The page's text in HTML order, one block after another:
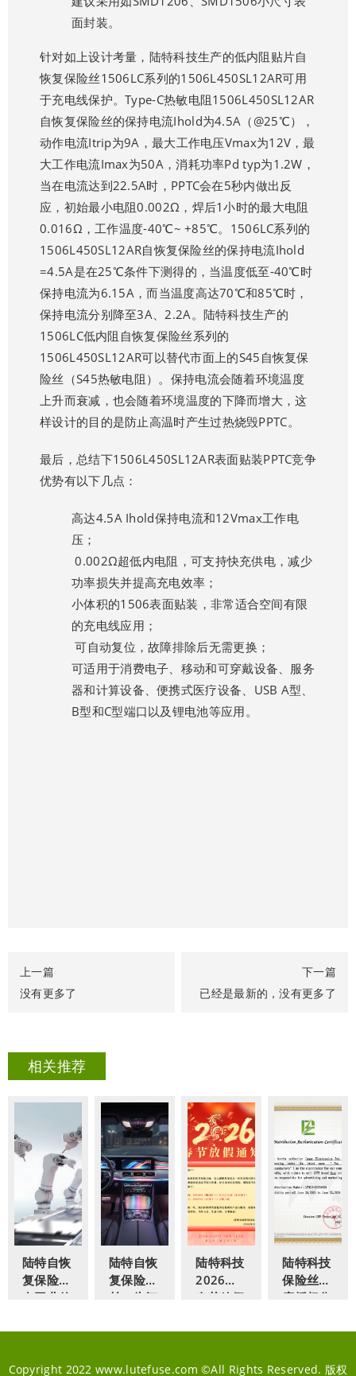
面封装。
针对如上设计考量，陆特科技生产的低内阻贴片自
恢复保险丝1506LC系列的1506L450SL12AR可用
于充电线保护。Type-C热敏电阻1506L450SL12AR
自恢复保险丝的保持电流Ihold为4.5A（@25℃），
动作电流Itrip为9A，最大工作电压Vmax为12V，最
大工作电流Imax为50A，消耗功率Pd typ为1.2W，
当在电流达到22.5A时，PPTC会在5秒内做出反
应，初始最小电阻0.002Ω，焊后1小时的最大电阻
0.016Ω，工作温度-40℃~ +85℃。1506LC系列的
1506L450SL12AR自恢复保险丝的保持电流Ihold
=4.5A是在25℃条件下测得的，当温度低至-40℃时
保持电流为6.15A，而当温度高达70℃和85℃时，
保持电流分别降至3A、2.2A。陆特科技生产的
1506LC低内阻自恢复保险丝系列的
1506L450SL12AR可以替代市面上的S45自恢复保
险丝 （S45热敏电阻）。保持电流会随着环境温度
上升而衰减，也会随着环境温度的下降而增大，这
样设计的目的是防止高温时产生过热烧毁PPTC。
最后，总结下1506L450SL12AR表面贴装PPTC竞争
优势有以下几点：
高达4.5A Ihold保持电流和12Vmax工作电
压；
0.002Ω超低内电阻，可支持快充供电，减少
功率损失并提高充电效率；
小体积的1506表面贴装，非常适合空间有限
的充电线应用；
可自动复位，故障排除后无需更换；
可适用于消费电子、移动和可穿戴设备、服务
器和计算设备、便携式医疗设备、USB A型、
B型和C型端口以及锂电池等应用。
上一篇
没有更多了
下一篇
已经是最新的，没有更多了
相关推荐
陆特自恢
复保险丝
在工业传
保护设计
陆特自恢
复保险
丝：为智
建全天候
防护
陆特科技
2026年
春节放假
陆特科技
保险丝印
度授权分
LUTE
Authorized
Copyright 2022 www.lutefuse.com ©All Rights Reserved. 版权